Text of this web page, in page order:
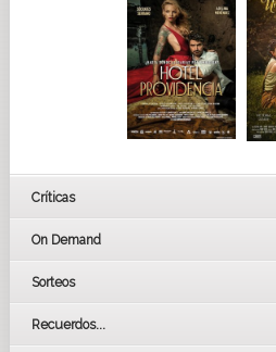
Críticas
On Demand
Sorteos
Recuerdos...